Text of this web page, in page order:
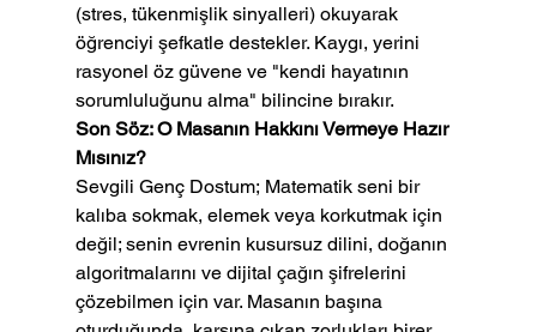
(stres, tükenmişlik sinyalleri) okuyarak
öğrenciyi şefkatle destekler. Kaygı, yerini
rasyonel öz güvene ve "kendi hayatının
sorumluluğunu alma" bilincine bırakır.
Son Söz: O Masanın Hakkını Vermeye Hazır
Mısınız?
Sevgili Genç Dostum; Matematik seni bir
kalıba sokmak, elemek veya korkutmak için
değil; senin evrenin kusursuz dilini, doğanın
algoritmalarını ve dijital çağın şifrelerini
çözebilmen için var. Masanın başına